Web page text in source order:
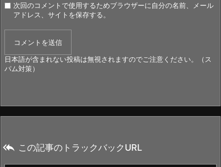
次回のコメントで使用するためブラウザーに自分の名前、メール
アドレス、サイトを保存する。
日本語が含まれない投稿は無視されますのでご注意ください。（ス
パム対策）
 この記事のトラックバックURL